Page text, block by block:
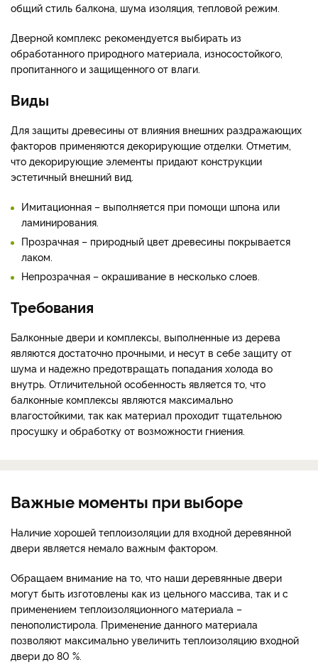
общий стиль балкона, шума изоляция, тепловой режим.
Дверной комплекс рекомендуется выбирать из
обработанного природного материала, износостойкого,
пропитанного и защищенного от влаги.
Виды
Для защиты древесины от влияния внешних раздражающих
факторов применяются декорирующие отделки. Отметим,
что декорирующие элементы придают конструкции
эстетичный внешний вид.
Имитационная – выполняется при помощи шпона или
ламинирования.
Прозрачная – природный цвет древесины покрывается
лаком.
Непрозрачная – окрашивание в несколько слоев.
Требования
Балконные двери и комплексы, выполненные из дерева
являются достаточно прочными, и несут в себе защиту от
шума и надежно предотвращать попадания холода во
внутрь. Отличительной особенность является то, что
балконные комплексы являются максимально
влагостойкими, так как материал проходит тщательною
просушку и обработку от возможности гниения.
Важные моменты при выборе
Наличие хорошей теплоизоляции для входной деревянной
двери является немало важным фактором.
Обращаем внимание на то, что наши деревянные двери
могут быть изготовлены как из цельного массива, так и с
применением теплоизоляционного материала –
пенополистирола. Применение данного материала
позволяют максимально увеличить теплоизоляцию входной
двери до 80 %.